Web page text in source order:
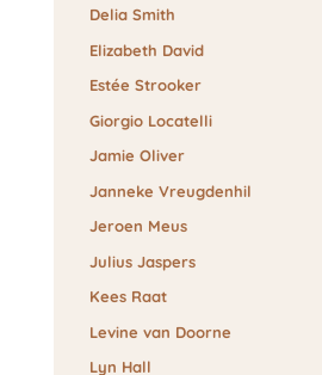
Delia Smith
Elizabeth David
Estée Strooker
Giorgio Locatelli
Jamie Oliver
Janneke Vreugdenhil
Jeroen Meus
Julius Jaspers
Kees Raat
Levine van Doorne
Lyn Hall